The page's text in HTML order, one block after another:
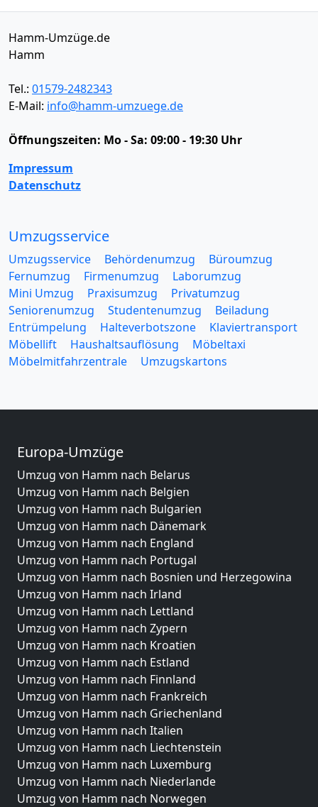
Hamm-Umzüge.de
Hamm
Tel.: 01579-2482343
E-Mail: info@hamm-umzuege.de
Öffnungszeiten: Mo - Sa: 09:00 - 19:30 Uhr
Impressum
Datenschutz
Umzugsservice
Umzugsservice Behördenumzug
Büroumzug
Fernumzug
Firmenumzug
Laborumzug
Mini Umzug
Praxisumzug
Privatumzug
Seniorenumzug
Studentenumzug
Beiladung
Entrümpelung
Halteverbotszone
Klaviertransport
Möbellift
Haushaltsauflösung
Möbeltaxi
Möbelmitfahrzentrale
Umzugskartons
Europa-Umzüge
Umzug von Hamm nach Belarus
Umzug von Hamm nach Belgien
Umzug von Hamm nach Bulgarien
Umzug von Hamm nach Dänemark
Umzug von Hamm nach England
Umzug von Hamm nach Portugal
Umzug von Hamm nach Bosnien und Herzegowina
Umzug von Hamm nach Irland
Umzug von Hamm nach Lettland
Umzug von Hamm nach Zypern
Umzug von Hamm nach Kroatien
Umzug von Hamm nach Estland
Umzug von Hamm nach Finnland
Umzug von Hamm nach Frankreich
Umzug von Hamm nach Griechenland
Umzug von Hamm nach Italien
Umzug von Hamm nach Liechtenstein
Umzug von Hamm nach Luxemburg
Umzug von Hamm nach Niederlande
Umzug von Hamm nach Norwegen